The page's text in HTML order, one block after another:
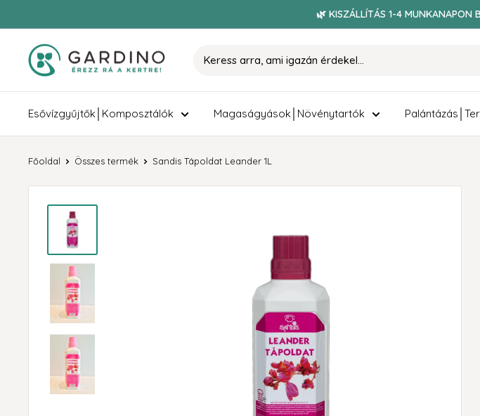
🌿 KISZÁLLÍTÁS 1-4 MUNKANAPON
Gardino
Esővízgyűjtők│Komposztálók Magaságyások│Növénytartók
Főoldal Összes termék Sandis Tápoldat Leander 1L